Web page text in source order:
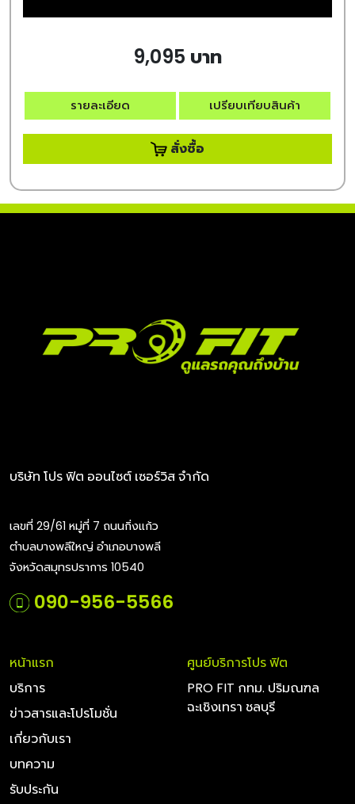
9,095 บาท
รายละเอียด เปรียบเทียบสินค้า
สั่งซื้อ
บริษัท โปร ฟิต ออนไซต์ เซอร์วิส จำกัด
เลขที่ 29/61 หมู่ที่ 7 ถนนกิ่งแก้ว
ตำบลบางพลีใหญ่ อำเภอบางพลี
จังหวัดสมุทรปราการ 10540
090-956-5566
หน้าแรก
บริการ
ข่าวสารและโปรโมชั่น
เกี่ยวกับเรา
บทความ
รับประกัน
ศูนย์บริการโปร ฟิต
PRO FIT กทม. ปริมณฑล
ฉะเชิงเทรา ชลบุรี